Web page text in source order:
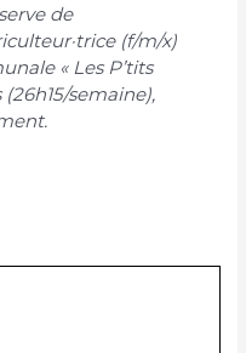
de
(f/m/x)
« Les P’tits
semaine),